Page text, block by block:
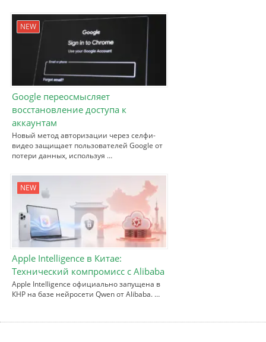
NEW
Google переосмысляет
восстановление доступа к
аккаунтам
Новый метод авторизации через селфи-
видео защищает пользователей Google от
потери данных, используя …
NEW
Apple Intelligence в Китае:
Технический компромисс с Alibaba
Apple Intelligence официально запущена в
КНР на базе нейросети Qwen от Alibaba. …